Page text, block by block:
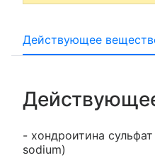
Действующее
- хондроитина
sodium)